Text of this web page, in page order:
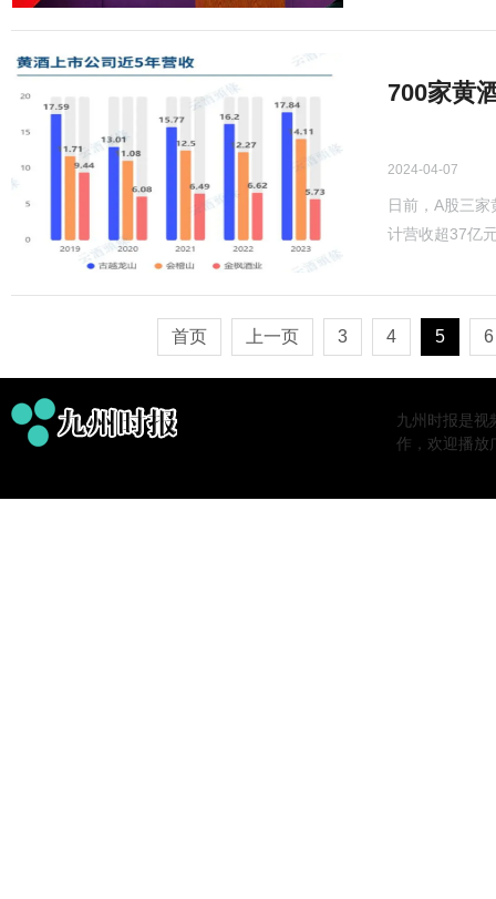
700家黄
2024-04-07
日前，A股三
计营收超37亿
首页 上一页 3 4 5 6
九州时报是
作，欢迎播放